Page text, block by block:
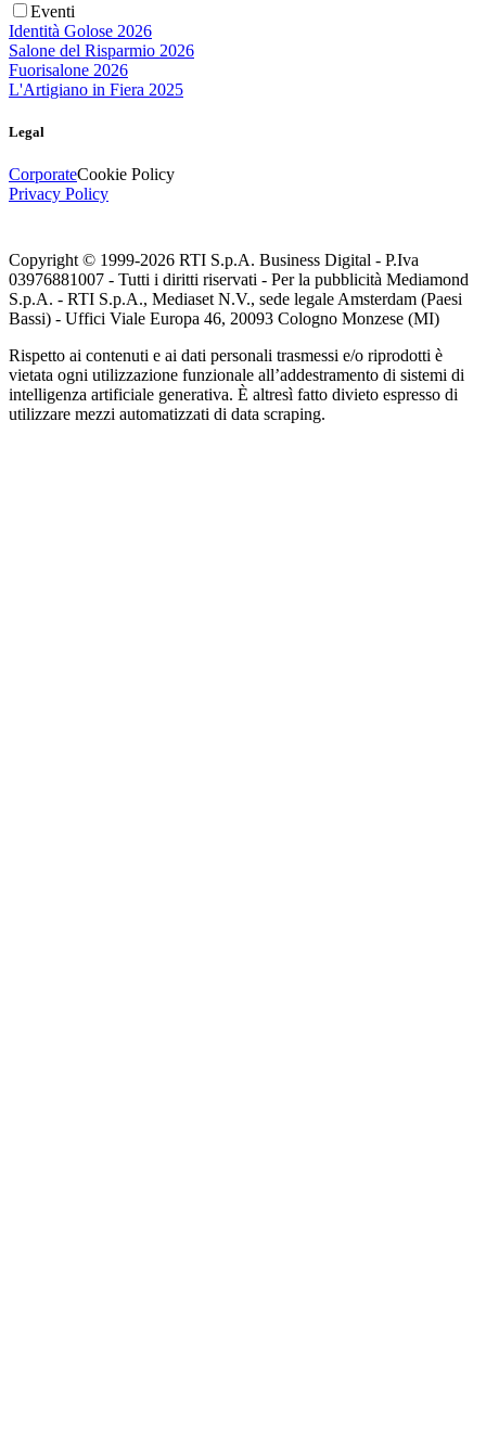
Eventi
Identità Golose 2026
Salone del Risparmio 2026
Fuorisalone 2026
L'Artigiano in Fiera 2025
Legal
CorporateCookie Policy
Privacy Policy
Copyright © 1999-2026 RTI S.p.A. Business Digital - P.Iva
03976881007 - Tutti i diritti riservati - Per la pubblicità Mediamond
S.p.A. - RTI S.p.A., Mediaset N.V., sede legale Amsterdam (Paesi
Bassi) - Uffici Viale Europa 46, 20093 Cologno Monzese (MI)
Rispetto ai contenuti e ai dati personali trasmessi e/o riprodotti è
vietata ogni utilizzazione funzionale all’addestramento di sistemi di
intelligenza artificiale generativa. È altresì fatto divieto espresso di
utilizzare mezzi automatizzati di data scraping.